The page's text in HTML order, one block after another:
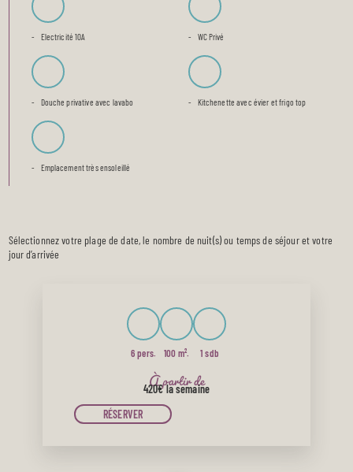
Electricité 10A WC Privé
Douche privative avec lavabo Kitchenette avec évier et frigo top
Emplacement très ensoleillé
Sélectionnez votre plage de date, le nombre de nuit(s) ou temps de séjour et votre
jour d’arrivée
6 pers. 100 m². 1 sdb
À partir de
420€la semaine
RÉSERVER